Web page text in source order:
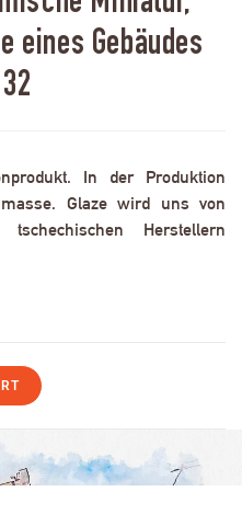
eines Gebäudes
In der Produktion
Glaze wird uns von
Herstellern